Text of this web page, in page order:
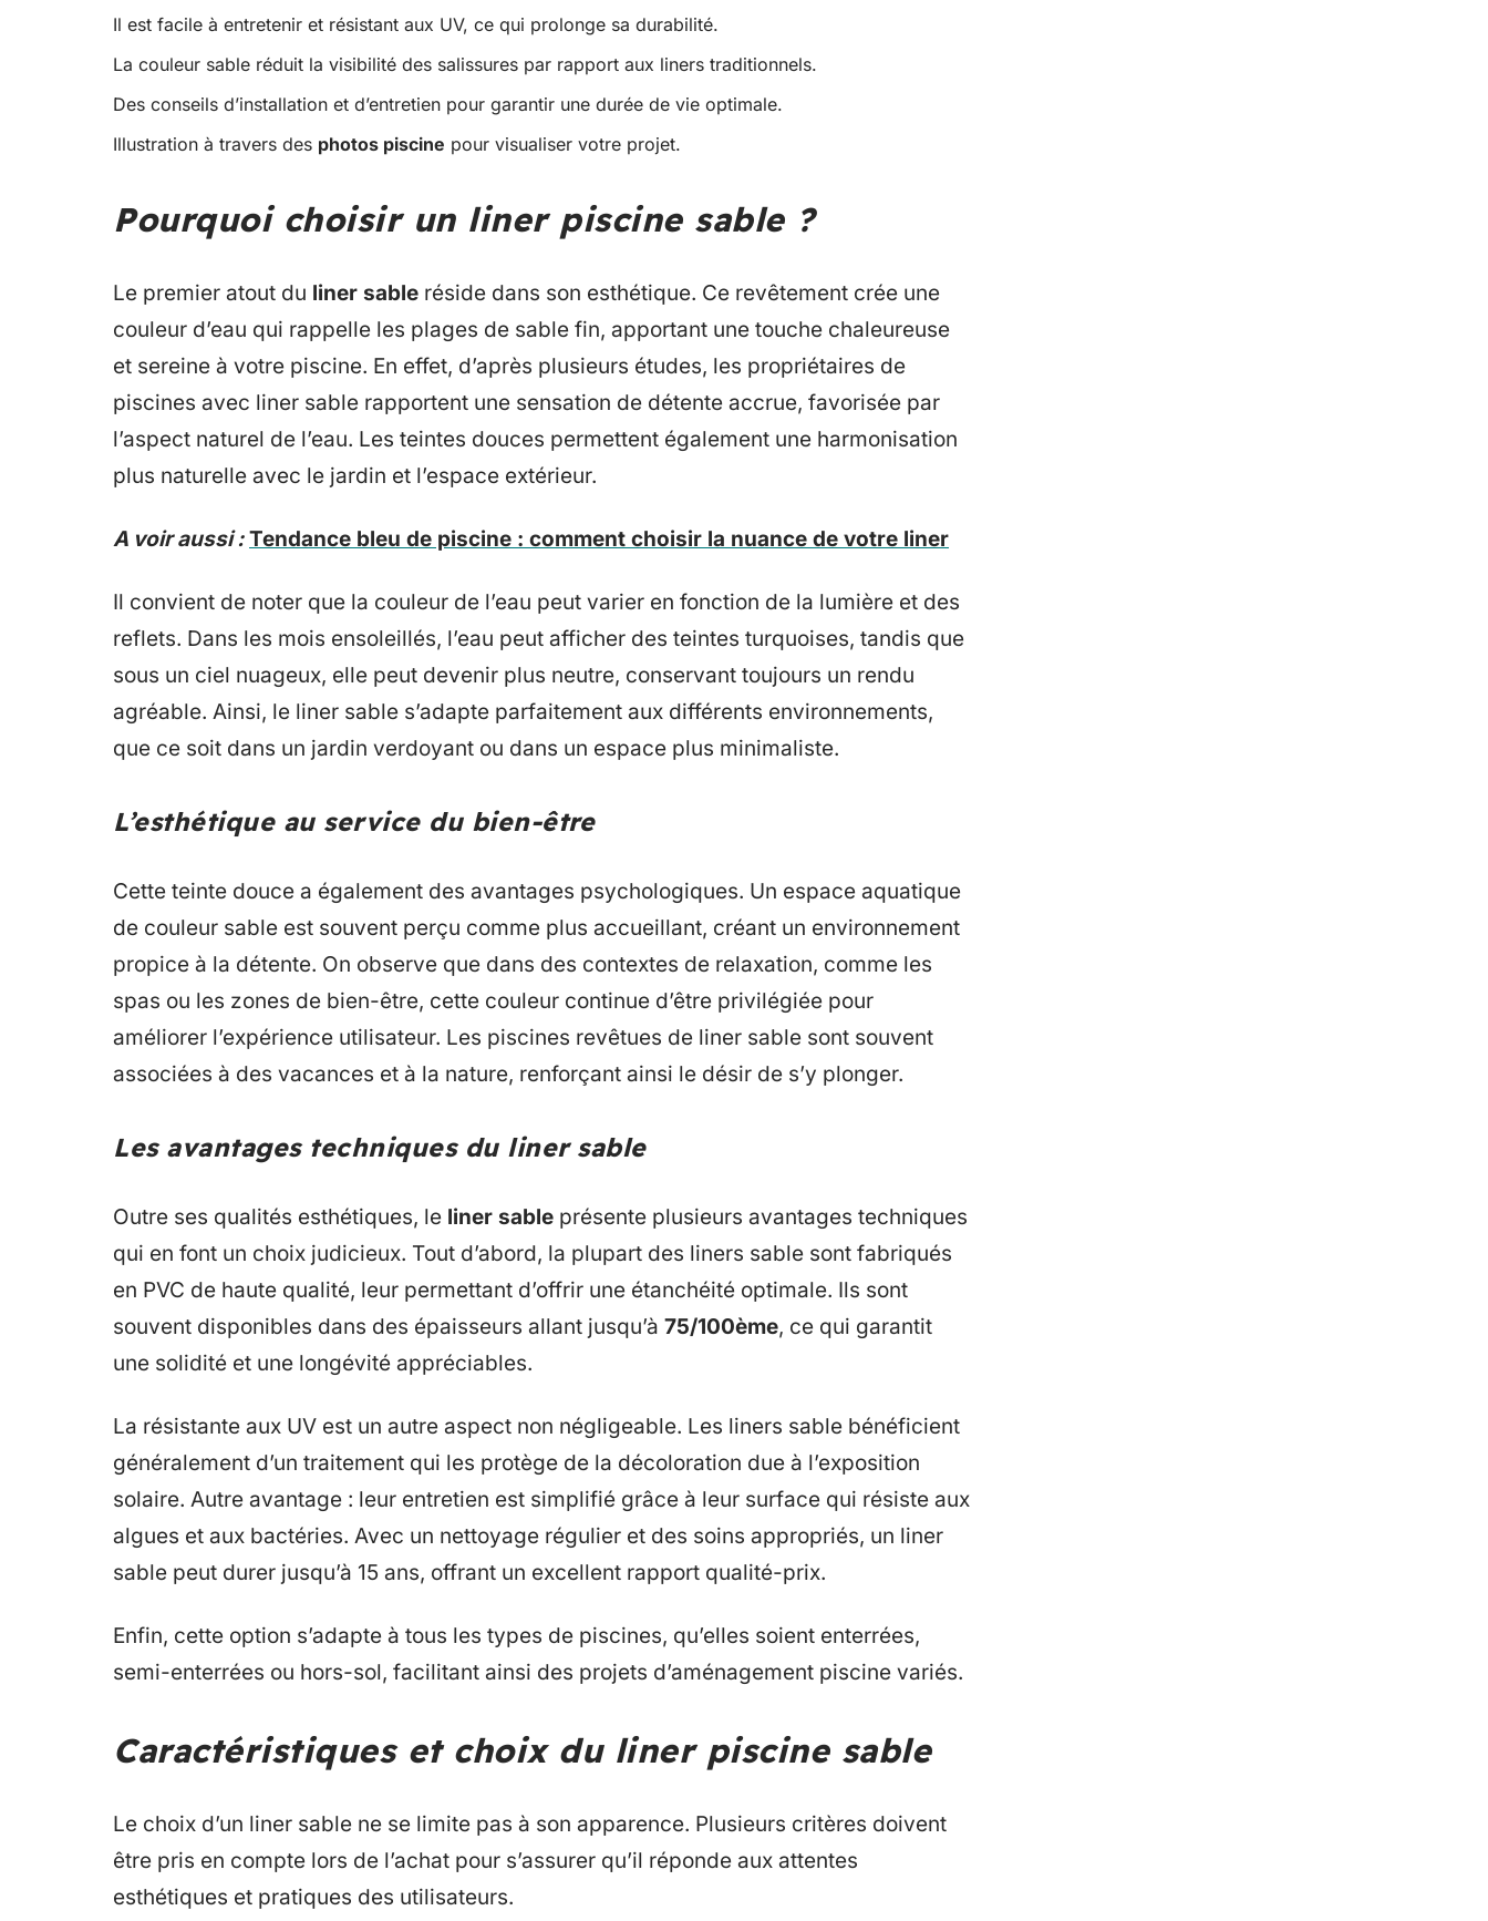
Il est facile à entretenir et résistant aux UV, ce qui prolonge sa durabilité.
La couleur sable réduit la visibilité des salissures par rapport aux liners traditionnels.
Des conseils d’installation et d’entretien pour garantir une durée de vie optimale.
Illustration à travers des photos piscine pour visualiser votre projet.
Pourquoi choisir un liner piscine sable ?
Le premier atout du liner sable réside dans son esthétique. Ce revêtement crée une
couleur d’eau qui rappelle les plages de sable fin, apportant une touche chaleureuse
et sereine à votre piscine. En effet, d’après plusieurs études, les propriétaires de
piscines avec liner sable rapportent une sensation de détente accrue, favorisée par
l’aspect naturel de l’eau. Les teintes douces permettent également une harmonisation
plus naturelle avec le jardin et l’espace extérieur.
A voir aussi : Tendance bleu de piscine : comment choisir la nuance de votre liner
Il convient de noter que la couleur de l’eau peut varier en fonction de la lumière et des
reflets. Dans les mois ensoleillés, l’eau peut afficher des teintes turquoises, tandis que
sous un ciel nuageux, elle peut devenir plus neutre, conservant toujours un rendu
agréable. Ainsi, le liner sable s’adapte parfaitement aux différents environnements,
que ce soit dans un jardin verdoyant ou dans un espace plus minimaliste.
L’esthétique au service du bien-être
Cette teinte douce a également des avantages psychologiques. Un espace aquatique
de couleur sable est souvent perçu comme plus accueillant, créant un environnement
propice à la détente. On observe que dans des contextes de relaxation, comme les
spas ou les zones de bien-être, cette couleur continue d’être privilégiée pour
améliorer l’expérience utilisateur. Les piscines revêtues de liner sable sont souvent
associées à des vacances et à la nature, renforçant ainsi le désir de s’y plonger.
Les avantages techniques du liner sable
Outre ses qualités esthétiques, le liner sable présente plusieurs avantages techniques
qui en font un choix judicieux. Tout d’abord, la plupart des liners sable sont fabriqués
en PVC de haute qualité, leur permettant d’offrir une étanchéité optimale. Ils sont
souvent disponibles dans des épaisseurs allant jusqu’à 75/100ème, ce qui garantit
une solidité et une longévité appréciables.
La résistante aux UV est un autre aspect non négligeable. Les liners sable bénéficient
généralement d’un traitement qui les protège de la décoloration due à l’exposition
solaire. Autre avantage : leur entretien est simplifié grâce à leur surface qui résiste aux
algues et aux bactéries. Avec un nettoyage régulier et des soins appropriés, un liner
sable peut durer jusqu’à 15 ans, offrant un excellent rapport qualité-prix.
Enfin, cette option s’adapte à tous les types de piscines, qu’elles soient enterrées,
semi-enterrées ou hors-sol, facilitant ainsi des projets d’aménagement piscine variés.
Caractéristiques et choix du liner piscine sable
Le choix d’un liner sable ne se limite pas à son apparence. Plusieurs critères doivent
être pris en compte lors de l’achat pour s’assurer qu’il réponde aux attentes
esthétiques et pratiques des utilisateurs.